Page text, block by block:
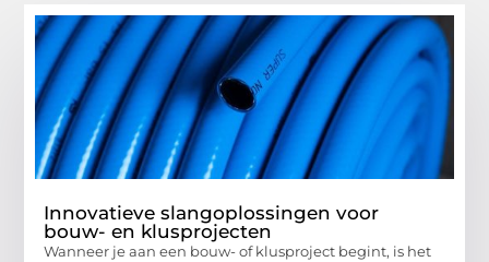
Innovatieve slangoplossingen voor
bouw- en klusprojecten
Wanneer je aan een bouw- of klusproject begint, is het